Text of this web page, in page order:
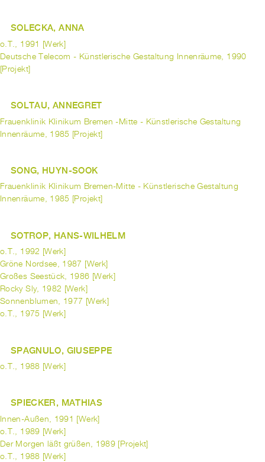
SOLECKA, ANNA
o.T., 1991 [Werk]
Deutsche Telecom - Künstlerische Gestaltung Innenräume, 1990
[Projekt]
SOLTAU, ANNEGRET
Frauenklinik Klinikum Bremen -Mitte - Künstlerische Gestaltung
Innenräume, 1985 [Projekt]
SONG, HUYN-SOOK
Frauenklinik Klinikum Bremen-Mitte - Künstlerische Gestaltung
Innenräume, 1985 [Projekt]
SOTROP, HANS-WILHELM
o.T., 1992 [Werk]
Gröne Nordsee, 1987 [Werk]
Großes Seestück, 1986 [Werk]
Rocky Sly, 1982 [Werk]
Sonnenblumen, 1977 [Werk]
o.T., 1975 [Werk]
SPAGNULO, GIUSEPPE
o.T., 1988 [Werk]
SPIECKER, MATHIAS
Innen-Außen, 1991 [Werk]
o.T., 1989 [Werk]
Der Morgen läßt grüßen, 1989 [Projekt]
o.T., 1988 [Werk]